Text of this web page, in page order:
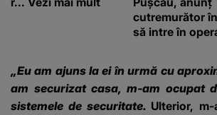
cutremurător
să intre în
fanilor
„Eu am ajuns la ei în urmă cu
am securizat casa, m-am ocupat
sistemele de securitate. Ulterior,